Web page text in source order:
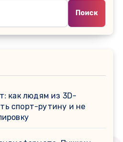
Поиск
как людям из 3D-
спорт-рутинy и не